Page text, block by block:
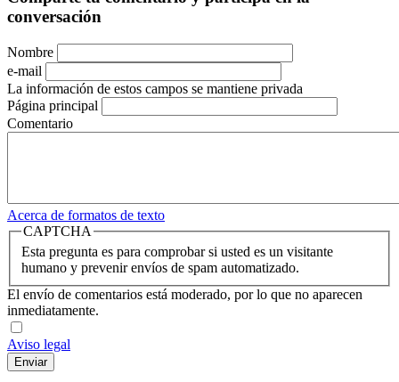
conversación
Nombre
e-mail
La información de estos campos se mantiene privada
Página principal
Comentario
Acerca de formatos de texto
CAPTCHA
Esta pregunta es para comprobar si usted es un visitante
humano y prevenir envíos de spam automatizado.
El envío de comentarios está moderado, por lo que no aparecen
inmediatamente.
Aviso legal